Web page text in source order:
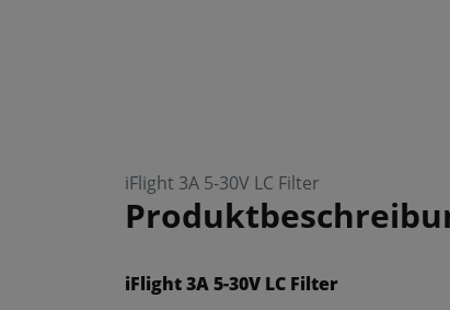
iFlight 3A 5-30V LC Filter
iFlight 3A 5-30V LC Filter